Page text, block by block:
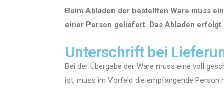
Beim Abladen der bestellten Ware muss
einer Person geliefert. Das Abladen
Unterschrift bei
Bei der Übergabe der Ware muss eine voll
ist, muss im Vorfeld die empfangende Person